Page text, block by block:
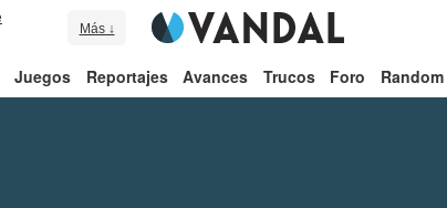
Más ↓
Juegos Reportajes Avances Trucos Foro Random